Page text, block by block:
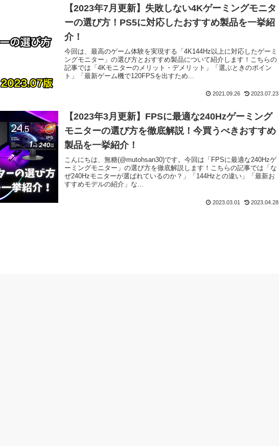
【2023年7月更新】失敗しない4Kゲーミングモニタ
ーの選び方！PS5に対応したおすすめ製品を一挙紹
介！
今回は、最高のゲーム体験を実現する「4K144Hz以上に対応したゲーミ
ングモニター」の選び方とおすすめ製品について紹介します！こちらの
記事では「4Kモニターのメリット・デメリット」「選ぶときのポイン
ト」「最新ゲーム機で120FPSを出すため...
2021.09.26 2023.07.23
【2023年3月更新】FPSに最適な240Hzゲーミング
モニターの選び方を徹底解説！今買うべきおすすめ
製品を一挙紹介！
こんにちは、無糖(@mutohsan30)です。今回は「FPSに最適な240Hzゲ
ーミングモニター」の選び方を徹底解説します！こちらの記事では「な
ぜ240Hzモニターが選ばれているのか？」「144Hzとの違い」「最新お
すすめモデルの紹介」な...
2023.03.01 2023.04.28